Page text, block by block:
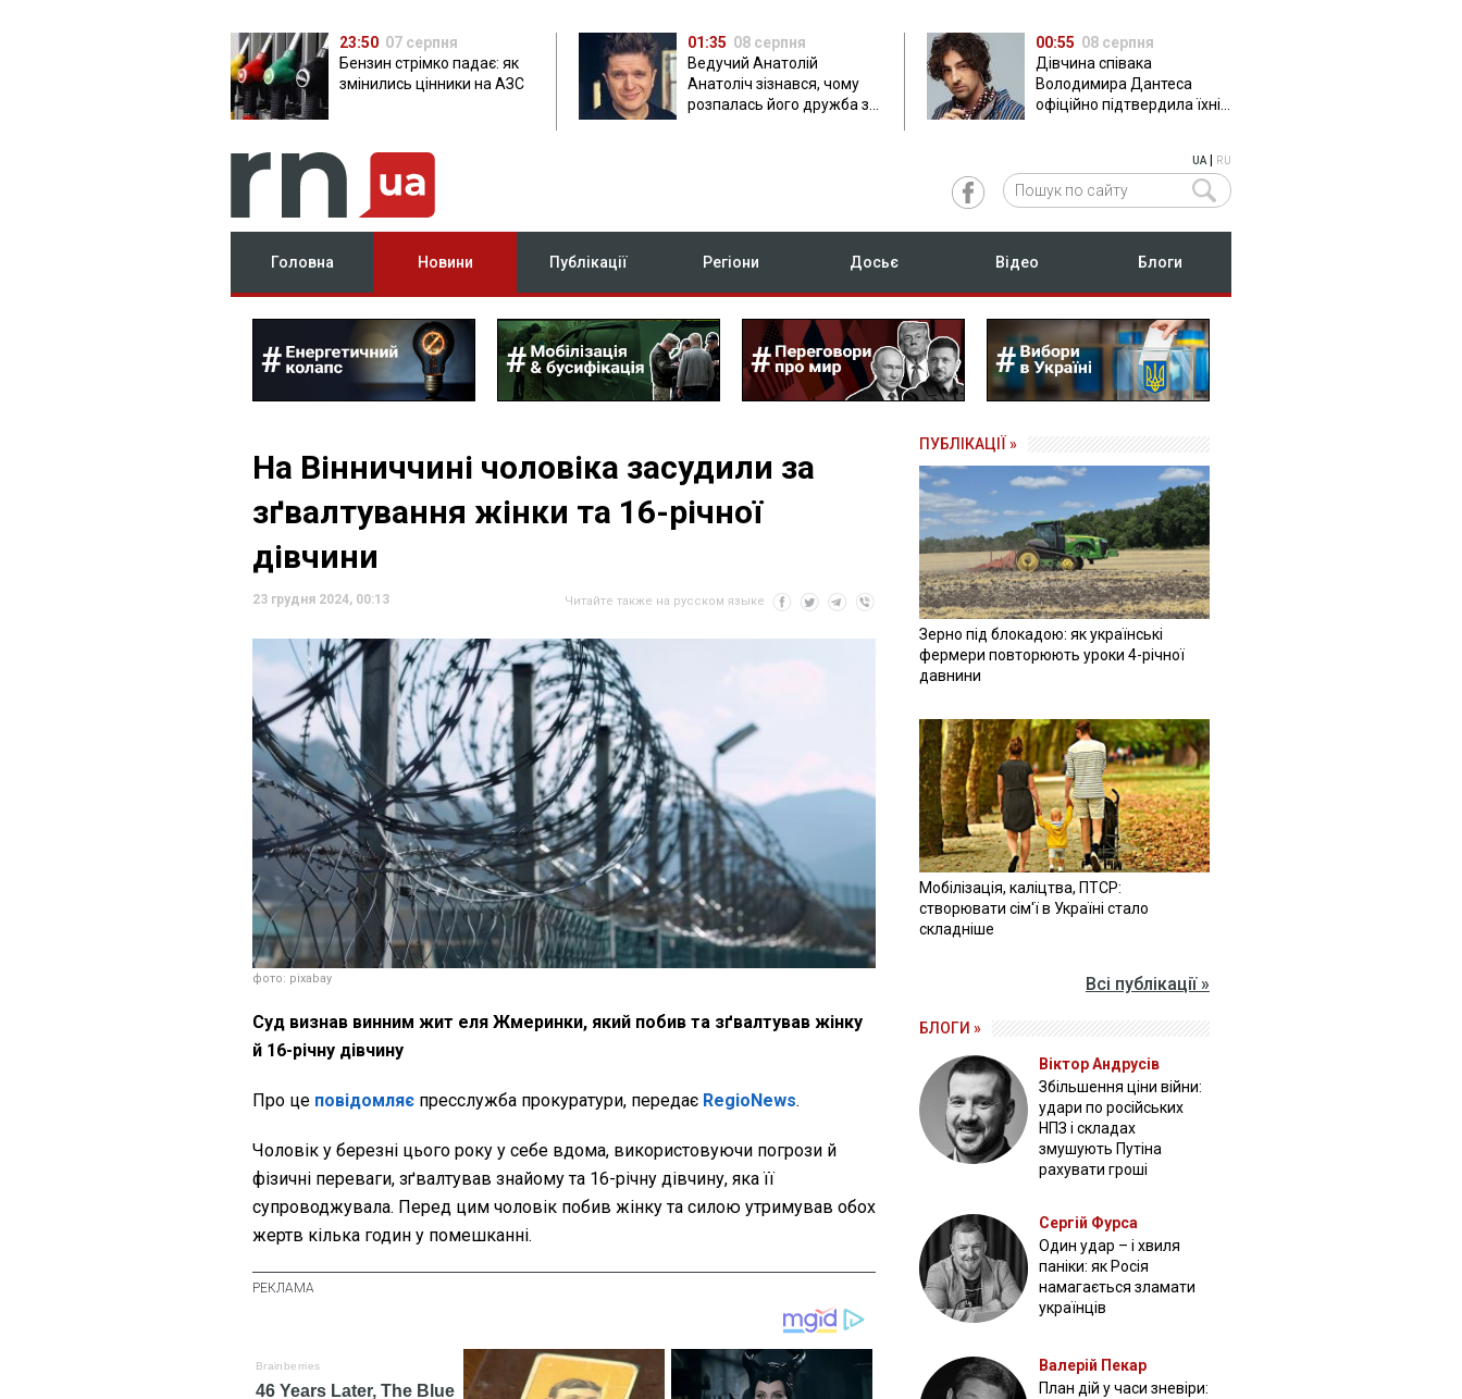
23:50 07 серпня
Бензин стрімко падає: як
змінились цінники на АЗС
01:35 08 серпня
Ведучий Анатолій
Анатоліч зізнався, чому
розпалась його дружба з
00:55 08 серпня
Дівчина співака
Володимира Дантеса
офіційно підтвердила їхні
UA| RU
Головна Новини Публікації Регіони Досьє Відео Блоги
На Вінниччині чоловіка засудили за
зґвалтування жінки та 16-річної
дівчини
23 грудня 2024, 00:13 Читайте также на русском языке
фото: pixabay
Суд визнав винним жит еля Жмеринки, який побив та зґвалтував жінку
й 16-річну дівчину
Про це повідомляє пресслужба прокуратури, передає RegioNews.
Чоловік у березні цього року у себе вдома, використовуючи погрози й
фізичні переваги, зґвалтував знайому та 16-річну дівчину, яка її
супроводжувала. Перед цим чоловік побив жінку та силою утримував обох
жертв кілька годин у помешканні.
ПУБЛІКАЦІЇ »
Зерно під блокадою: як українські
фермери повторюють уроки 4-річної
давнини
Мобілізація, каліцтва, ПТСР:
створювати сім'ї в Україні стало
складніше
Всі публікації »
БЛОГИ »
Віктор Андрусів
Збільшення ціни війни:
удари по російських
НПЗ і складах
змушують Путіна
рахувати гроші
Сергій Фурса
Один удар – і хвиля
паніки: як Росія
намагається зламати
українців
Валерій Пекар
План дій у часи зневіри: